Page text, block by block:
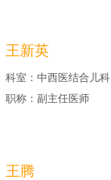
王新英
科室：中西医结合儿科
职称：副主任医师
王腾